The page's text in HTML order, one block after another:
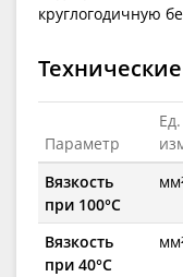
круглогодичную
Параметр
Ед.
Вязкость
при 100°C
Вязкость
при 40°C